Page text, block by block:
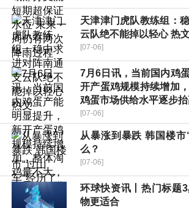
天津津门虎队教练组：
云队绝不能掉以轻心 热
[07-06]
7月6日讯，当前国内鸡
开产蛋鸡规模持续增加
鸡蛋市场供给水平逐步
[07-06]
从暴涨到暴跌 韩国楼
么？
[07-06]
环球快资讯丨热门标题
物更适合